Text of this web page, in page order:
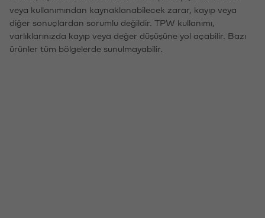
veya kullanımından kaynaklanabilecek zarar, kayıp veya
diğer sonuçlardan sorumlu değildir. TPW kullanımı,
varlıklarınızda kayıp veya değer düşüşüne yol açabilir. Bazı
ürünler tüm bölgelerde sunulmayabilir.